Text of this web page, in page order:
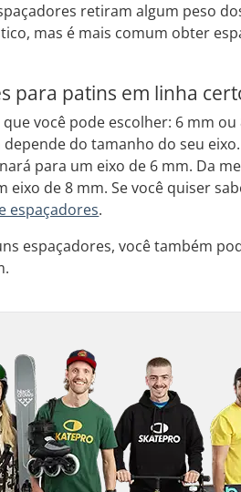
retiram algum peso
mas é mais comum obter
para patins em linha
você pode escolher: 6 mm
do tamanho do seu
para um eixo de 6 mm. Da
eixo de 8 mm. Se você quiser
espaçadores.
espaçadores, você também